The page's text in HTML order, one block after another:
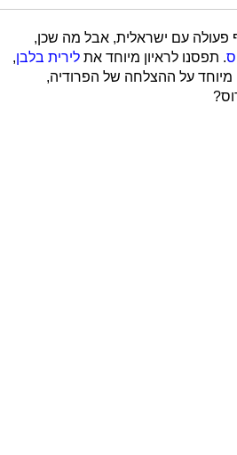
פעולה עם ישראלית, אבל מה שכן,
. תפסנו לראיון מיוחד את לירית בלבן,
על ההצלחה של הפרודיה,